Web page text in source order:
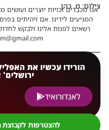
צילום: מ. כהן
אנו מכבדים זכויות יוצרים
המגיעים לידינו. אם זיהיתים
רשאים לפנות אלינו ולבקש
הורידו עכשיו את
ירושלים'
לאנדורואיד
להצטרפות לקבוצת